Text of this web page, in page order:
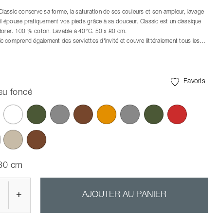
conserve sa forme, la saturation de ses couleurs et son ampleur, lavage
épouse pratiquement vos pieds grâce à sa douceur. Classic est un classique
100 % coton. Lavable à 40°C. 50 x 80 cm.
comprend également des serviettes d'invité et couvre littéralement tous les
de serviettes, avec des tailles de 70 x 50 cm, 100 x 50 cm et la très
Favoris
foncé
sélectionnés
cm
+ AJOUTER AU PANIER